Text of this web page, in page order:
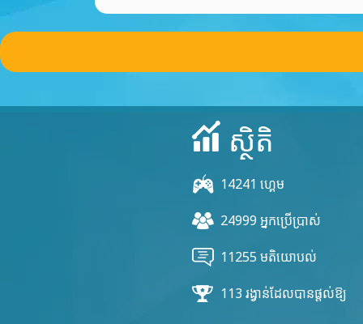
ស្ថិតិ
14241 ហ្គេម
24999 អ្នកប្រើប្រាស់
11255 មតិយោបល់
113 រង្វាន់ដែលបានផ្តល់ឱ្យ